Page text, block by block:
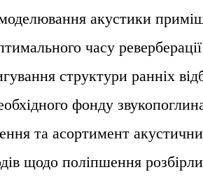
акустики
часу
структури ранніх
фонду
та асортимент
щодо поліпшення